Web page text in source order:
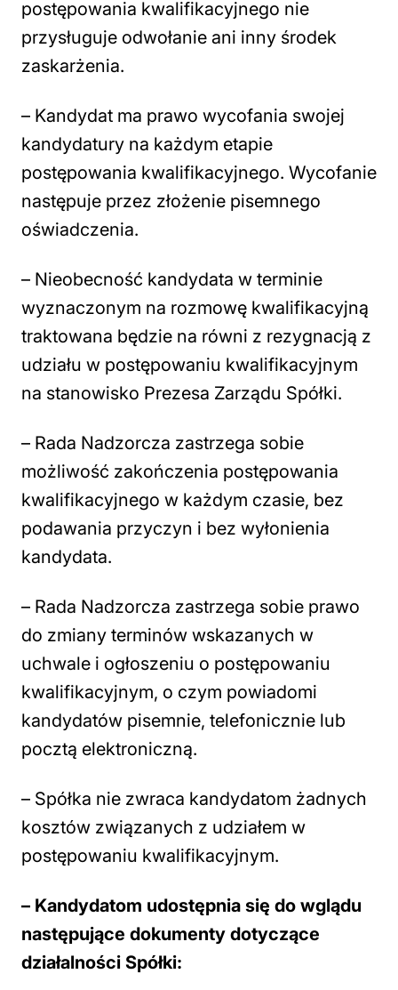
postępowania kwalifikacyjnego nie
przysługuje odwołanie ani inny środek
zaskarżenia.
– Kandydat ma prawo wycofania swojej
kandydatury na każdym etapie
postępowania kwalifikacyjnego. Wycofanie
następuje przez złożenie pisemnego
oświadczenia.
– Nieobecność kandydata w terminie
wyznaczonym na rozmowę kwalifikacyjną
traktowana będzie na równi z rezygnacją z
udziału w postępowaniu kwalifikacyjnym
na stanowisko Prezesa Zarządu Spółki.
– Rada Nadzorcza zastrzega sobie
możliwość zakończenia postępowania
kwalifikacyjnego w każdym czasie, bez
podawania przyczyn i bez wyłonienia
kandydata.
– Rada Nadzorcza zastrzega sobie prawo
do zmiany terminów wskazanych w
uchwale i ogłoszeniu o postępowaniu
kwalifikacyjnym, o czym powiadomi
kandydatów pisemnie, telefonicznie lub
pocztą elektroniczną.
– Spółka nie zwraca kandydatom żadnych
kosztów związanych z udziałem w
postępowaniu kwalifikacyjnym.
– Kandydatom udostępnia się do wglądu
następujące dokumenty dotyczące
działalności Spółki: